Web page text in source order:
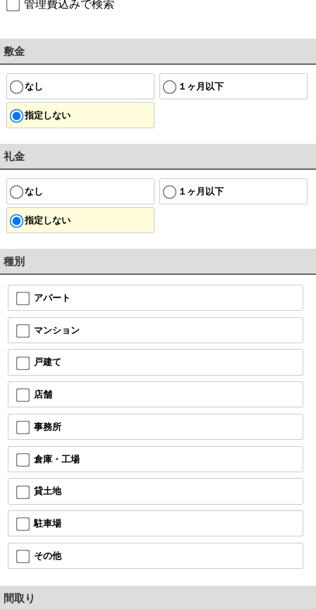
管理費込みで検索
敷金
なし １ヶ月以下
指定しない
礼金
なし １ヶ月以下
指定しない
種別
アパート
マンション
戸建て
店舗
事務所
倉庫・工場
貸土地
駐車場
その他
間取り